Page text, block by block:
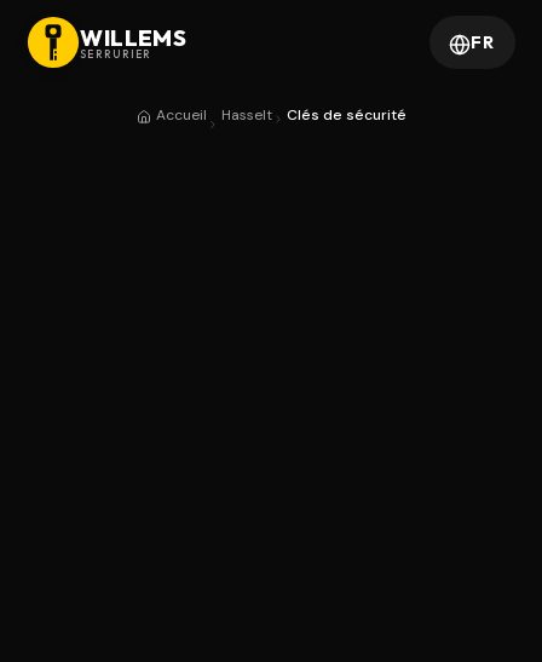
WILLEMS
SERRURIER FR
Accueil Hasselt Clés de sécurité